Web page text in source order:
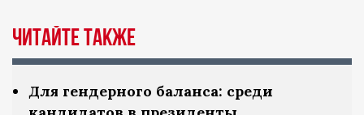
Читайте также
Для гендерного баланса: среди